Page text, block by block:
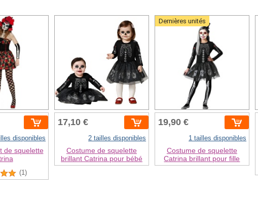
disponibles
de squelette
(1)
17,10 €
2 tailles disponibles
Costume de squelette
brillant Catrina pour bébé
Dernières unités
19,90 €
1 tailles disponibles
Costume de squelette
Catrina brillant pour fille